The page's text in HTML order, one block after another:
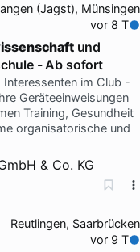
(Jagst), Münsingen
vor 8 T
und
- Ab sofort
Interessenten im Club -
Geräteeinweisungen
Training, Gesundheit
organisatorische und
& Co. KG
Reutlingen, Saarbrücken
vor 9 T